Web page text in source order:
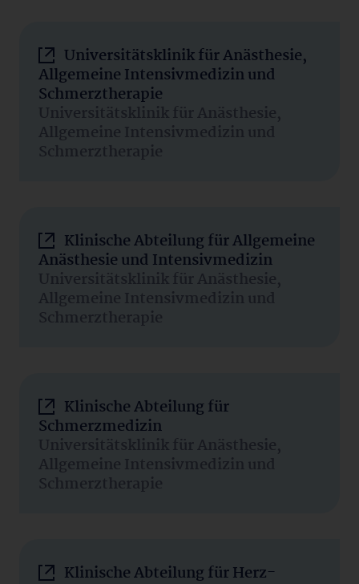
Universitätsklinik für Anästhesie,
Allgemeine Intensivmedizin und
Schmerztherapie
Universitätsklinik für Anästhesie,
Allgemeine Intensivmedizin und
Schmerztherapie
Klinische Abteilung für Allgemeine
Anästhesie und Intensivmedizin
Universitätsklinik für Anästhesie,
Allgemeine Intensivmedizin und
Schmerztherapie
Klinische Abteilung für
Schmerzmedizin
Universitätsklinik für Anästhesie,
Allgemeine Intensivmedizin und
Schmerztherapie
Klinische Abteilung für Herz-